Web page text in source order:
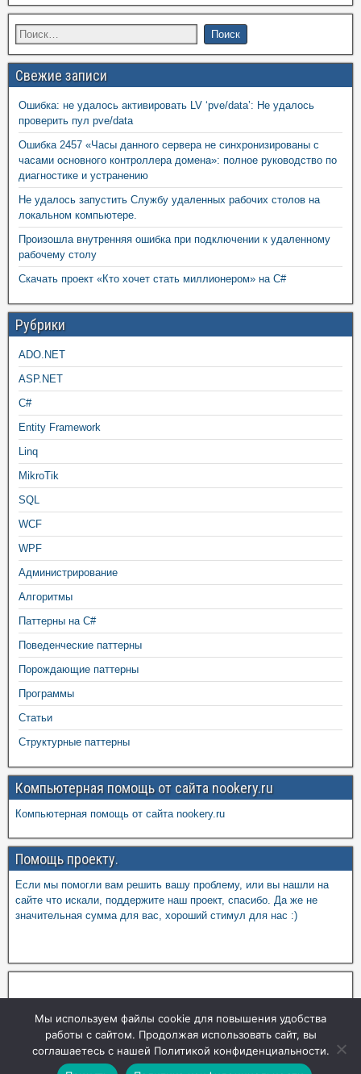
Свежие записи
Ошибка: не удалось активировать LV ‘pve/data’: Не удалось
проверить пул pve/data
Ошибка 2457 «Часы данного сервера не синхронизированы с
часами основного контроллера домена»: полное руководство по
диагностике и устранению
Не удалось запустить Службу удаленных рабочих столов на
локальном компьютере.
Произошла внутренняя ошибка при подключении к удаленному
рабочему столу
Скачать проект «Кто хочет стать миллионером» на C#
Рубрики
ADO.NET
ASP.NET
C#
Entity Framework
Linq
MikroTik
SQL
WCF
WPF
Администрирование
Алгоритмы
Паттерны на C#
Поведенческие паттерны
Порождающие паттерны
Программы
Статьи
Структурные паттерны
Компьютерная помощь от сайта nookery.ru
Компьютерная помощь от сайта nookery.ru
Помощь проекту.
Если мы помогли вам решить вашу проблему, или вы нашли на
сайте что искали, поддержите наш проект, спасибо. Да же не
значительная сумма для вас, хороший стимул для нас :)
Мы используем файлы cookie для повышения удобства
работы с сайтом. Продолжая использовать сайт, вы
соглашаетесь с нашей Политикой конфиденциальности.